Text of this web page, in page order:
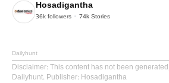
Hosadigantha
36k followers 74k Stories
Dailyhunt
Disclaimer: This content has not been
Dailyhunt. Publisher: Hosadigantha